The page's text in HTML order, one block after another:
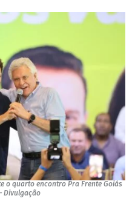
o quarto encontro Pra Frente Goiás
Divulgação